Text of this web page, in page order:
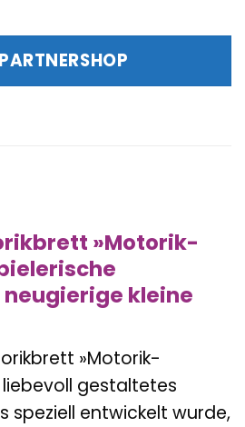
»Motorik-
kleine
»Motorik-
gestaltetes
speziell entwickelt wurde,